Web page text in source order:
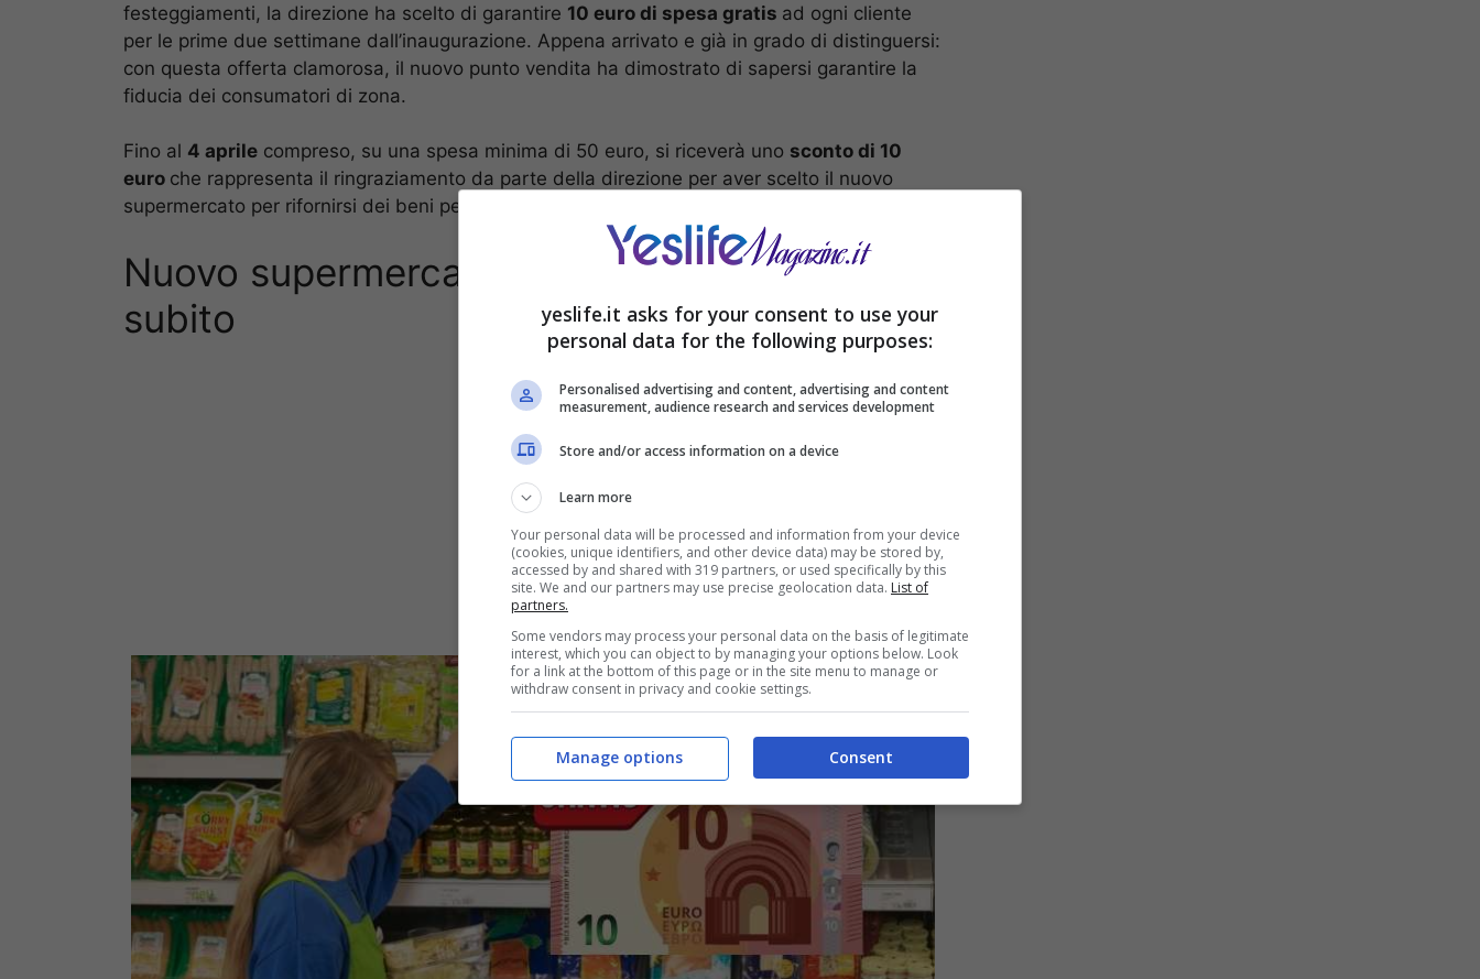
festeggiamenti, la direzione ha scelto di garantire 10 euro di spesa gratis ad ogni cliente
per le prime due settimane dall’inaugurazione. Appena arrivato e già in grado di distinguersi:
con questa offerta clamorosa, il nuovo punto vendita ha dimostrato di sapersi garantire la
fiducia dei consumatori di zona.
Fino al 4 aprile compreso, su una spesa minima di 50 euro, si riceverà uno sconto di 10
euro che rappresenta il ringraziamento da parte della direzione per aver scelto il nuovo
supermercato per rifornirsi dei beni per la propria casa.
Nuovo supermercato: 10 euro di spesa gratis
subito
yeslife.it asks for your consent to use your
personal data for the following purposes:
Personalised advertising and content, advertising and content
measurement, audience research and services development
Store and/or access information on a device
Learn more
Your personal data will be processed and information from your device
(cookies, unique identifiers, and other device data) may be stored by,
accessed by and shared with 319 partners, or used specifically by this
site. We and our partners may use precise geolocation data. List of
partners.
Some vendors may process your personal data on the basis of legitimate
interest, which you can object to by managing your options below. Look
for a link at the bottom of this page or in the site menu to manage or
withdraw consent in privacy and cookie settings.
Consent
Manage options